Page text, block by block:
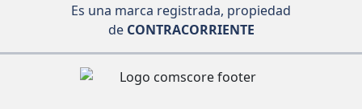
Es una marca registrada, propiedad
deCONTRACORRIENTE